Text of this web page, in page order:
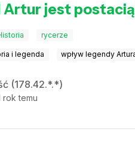
Artur jest
rycerze
i legenda wpływ legendy
(178.42.*.*)
rok temu